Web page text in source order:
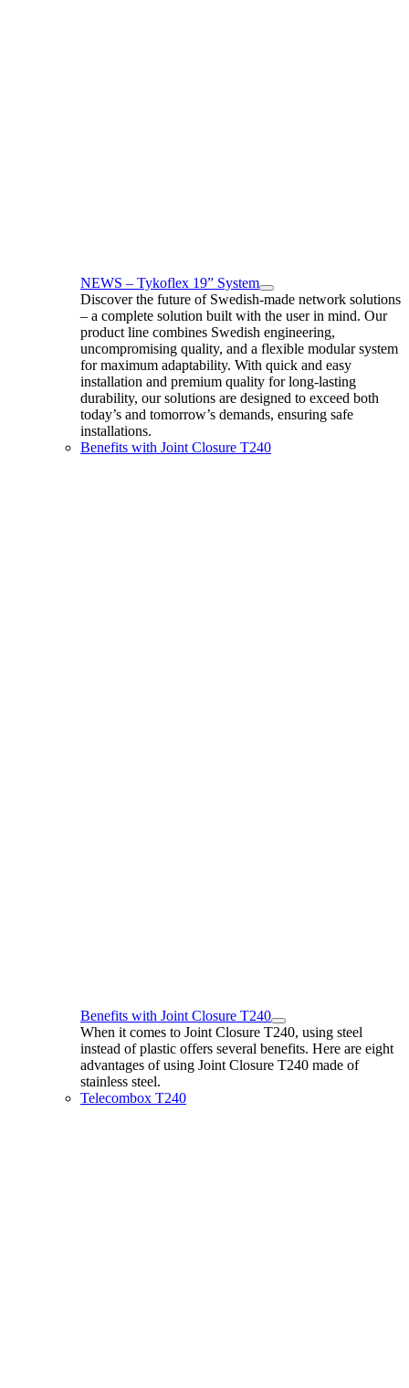
NEWS – Tykoflex 19” System
Discover the future of Swedish-made network solutions
– a complete solution built with the user in mind. Our
product line combines Swedish engineering,
uncompromising quality, and a flexible modular system
for maximum adaptability. With quick and easy
installation and premium quality for long-lasting
durability, our solutions are designed to exceed both
today’s and tomorrow’s demands, ensuring safe
installations.
Benefits with Joint Closure T240
Benefits with Joint Closure T240
When it comes to Joint Closure T240, using steel
instead of plastic offers several benefits. Here are eight
advantages of using Joint Closure T240 made of
stainless steel.
Telecombox T240